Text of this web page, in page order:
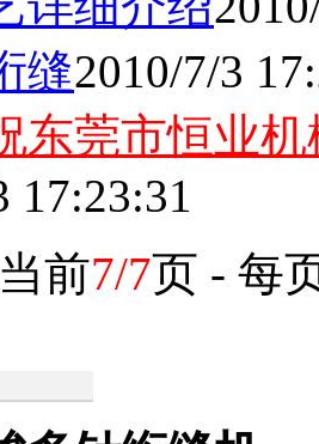
缝2010/7/3
东莞市恒业
17:23:31
前7/7页 - 每